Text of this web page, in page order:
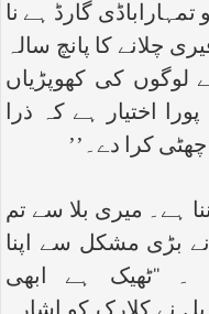
تمہاراباڈی گارڈ ہے نا
چلانے کا پانچ سالہ
کی کھوپڑیاں
اختیار ہے کہ ذرا
کرا دے۔’’
ہے۔ میری بلا سے تم
بڑی مشکل سے اپنا
‘‘ٹھیک ہے ابھی